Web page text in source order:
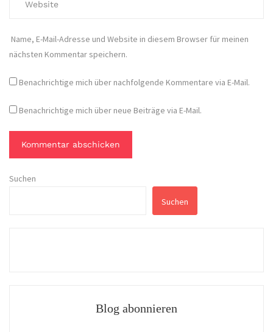
Name, E-Mail-Adresse und Website in diesem Browser für meinen
nächsten Kommentar speichern.
Benachrichtige mich über nachfolgende Kommentare via E-Mail.
Benachrichtige mich über neue Beiträge via E-Mail.
Suchen
Suchen
Blog abonnieren